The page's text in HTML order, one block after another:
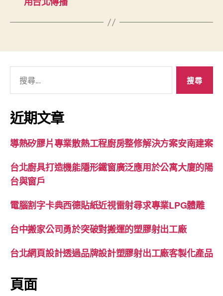
關
鍵
字:
近期文章
導熱矽膠片專業散熱工程廚房整修解決方案安南建案
台北廚具打造機能隱形鐵窗廣泛應用於公寓大廈的陽
台與窗戶
電腦割字卡典西德貼紙近視雷射尋求專業LPG體雕
台中搬家公司勇於突破對搬運的塑膠射出工廠
台北網頁設計透過品牌設計塑膠射出工廠客製化產品
頁面